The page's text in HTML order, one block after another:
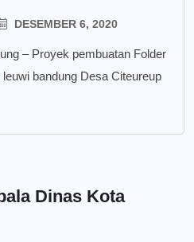
DESEMBER 6, 2020
– Proyek pembuatan Folder
bandung Desa Citeureup
Dinas Kota